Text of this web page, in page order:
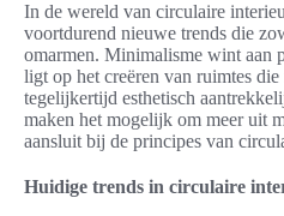
In de wereld van circulaire
voortdurend nieuwe trends die
omarmen. Minimalisme wint aan
ligt op het creëren van ruimtes
tegelijkertijd esthetisch
maken het mogelijk om meer uit
aansluit bij de principes van
Huidige trends in circulaire